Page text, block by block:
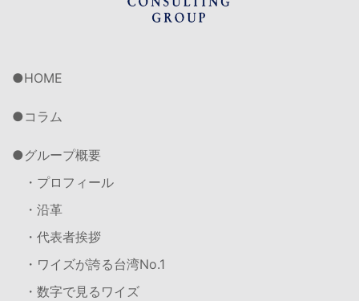
HOME
コラム
グループ概要
・プロフィール
・沿革
・代表者挨拶
・ワイズが誇る台湾No.1
・数字で見るワイズ